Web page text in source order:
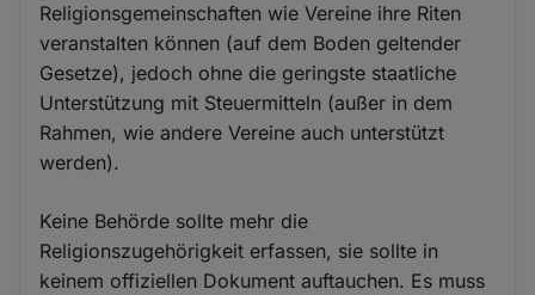
Religionsgemeinschaften wie Vereine ihre Riten
veranstalten können (auf dem Boden geltender
Gesetze), jedoch ohne die geringste staatliche
Unterstützung mit Steuermitteln (außer in dem
Rahmen, wie andere Vereine auch unterstützt
werden).
Keine Behörde sollte mehr die
Religionszugehörigkeit erfassen, sie sollte in
keinem offiziellen Dokument auftauchen. Es muss